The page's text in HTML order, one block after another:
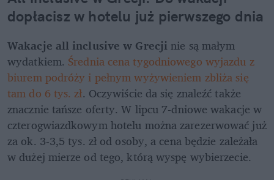
dopłacisz w hotelu już pierwszego dnia
Wakacje all inclusive w Grecji nie są małym
wydatkiem. Średnia cena tygodniowego wyjazdu z
biurem podróży i pełnym wyżywieniem zbliża się
tam do 6 tys. zł. Oczywiście da się znaleźć także
znacznie tańsze oferty. W lipcu 7-dniowe wakacje w
czterogwiazdkowym hotelu można zarezerwować już
za ok. 3-3,5 tys. zł od osoby, a cena będzie zależała
w dużej mierze od tego, którą wyspę wybierzecie.